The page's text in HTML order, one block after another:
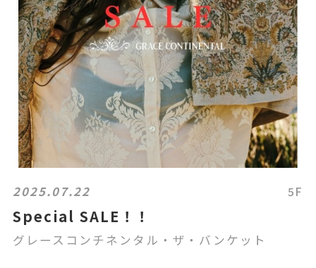
2025.07.22 5F
Special SALE！！
グレースコンチネンタル・ザ・バンケット